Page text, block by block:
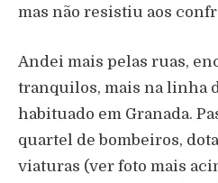
mas não resistiu aos
Andei mais pelas ruas,
tranquilos, mais na linha
habituado em Granada.
quartel de bombeiros,
viaturas (ver foto mais